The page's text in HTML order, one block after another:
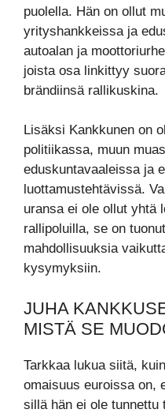
puolella. Hän on ollut
yrityshankkeissa ja
autoalan ja
joista osa linkittyy
brändiinsä rallikuskina.
Lisäksi Kankkunen on
politiikassa, muun
eduskuntavaaleissa ja
luottamustehtävissä.
uransa ei ole ollut yhtä
rallipoluilla, se on
mahdollisuuksia
kysymyksiin.
JUHA
MISTÄ SE
Tarkkaa lukua siitä,
omaisuus euroissa on,
sillä hän ei ole tunnettu